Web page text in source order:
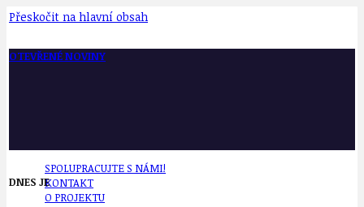
Přeskočit na hlavní obsah
OTEVŘENÉ NOVINY
SPOLUPRACUJTE S NÁMI!
KONTAKT
O PROJEKTU
DNES JE